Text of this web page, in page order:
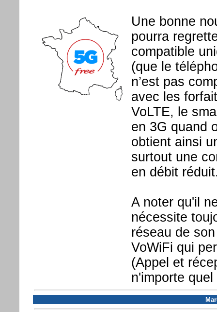
Une bonne
pourra
compatible
(que le
n’est pas
avec les
VoLTE, le
en 3G quand
obtient ainsi
surtout une
en débit
A noter qu'il
nécessite
réseau de
VoWiFi qui
(Appel et
n'importe